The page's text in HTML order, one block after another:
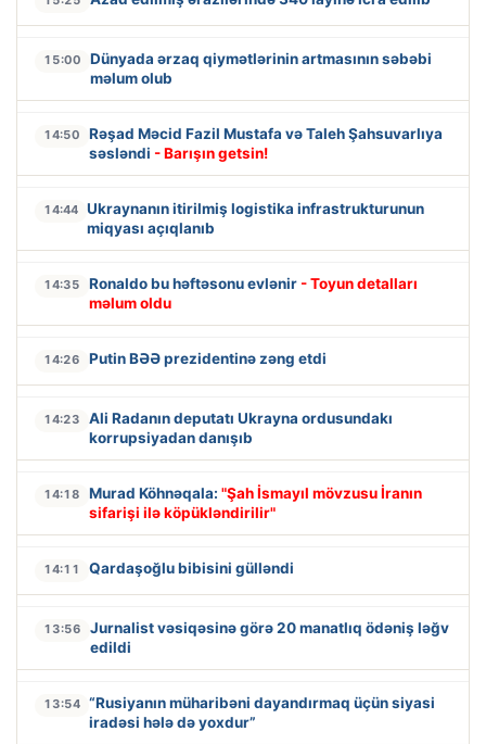
15:00
Dünyada ərzaq qiymətlərinin artmasının səbəbi
məlum olub
14:50
Rəşad Məcid Fazil Mustafa və Taleh Şahsuvarlıya
səsləndi - Barışın getsin!
14:44 Ukraynanın itirilmiş logistika infrastrukturunun
miqyası açıqlanıb
14:35 Ronaldo bu həftəsonu evlənir - Toyun detalları
məlum oldu
14:26 Putin BƏƏ prezidentinə zəng etdi
14:23
Ali Radanın deputatı Ukrayna ordusundakı
korrupsiyadan danışıb
14:18 Murad Köhnəqala: "Şah İsmayıl mövzusu İranın
sifarişi ilə köpükləndirilir"
14:11 Qardaşoğlu bibisini gülləndi
13:56
Jurnalist vəsiqəsinə görə 20 manatlıq ödəniş ləğv
edildi
13:54 “Rusiyanın müharibəni dayandırmaq üçün siyasi
iradəsi hələ də yoxdur”